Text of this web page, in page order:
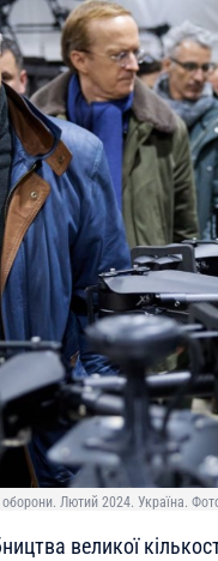
оборони. Лютий 2024. Україна.
великої